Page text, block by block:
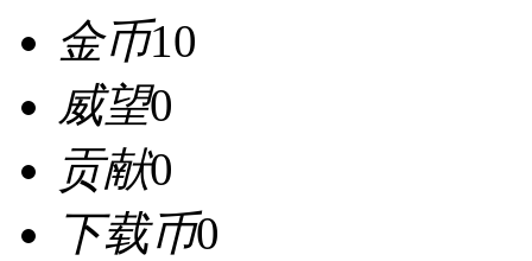
金币10
威望0
贡献0
下载币0